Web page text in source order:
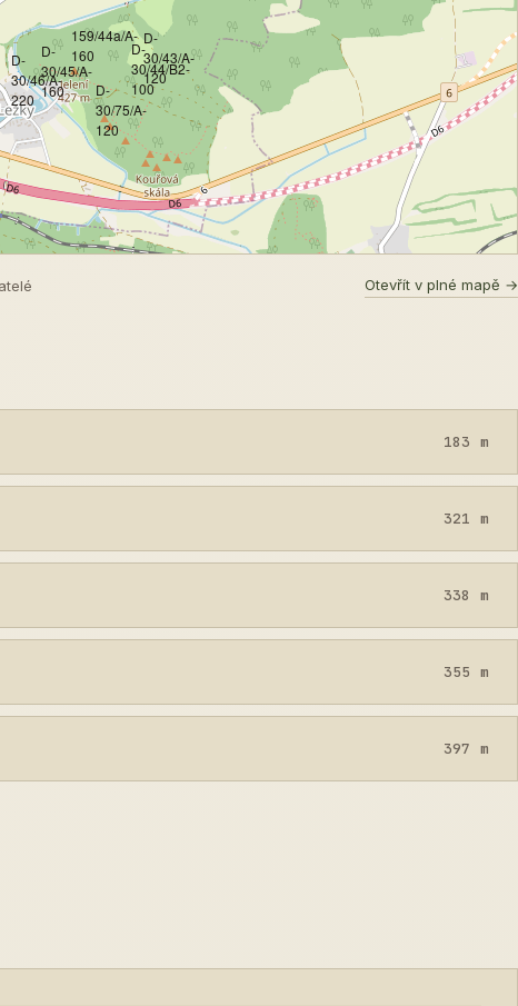
159/44a/A-
160
D-
30/45/A-
160
D-
30/75/A-
120
D-
30/44/B2-
100
D-
30/46/A-
220
D-
30/43/A-
120
Otevřít v plné mapě →
183 m
321 m
338 m
355 m
397 m